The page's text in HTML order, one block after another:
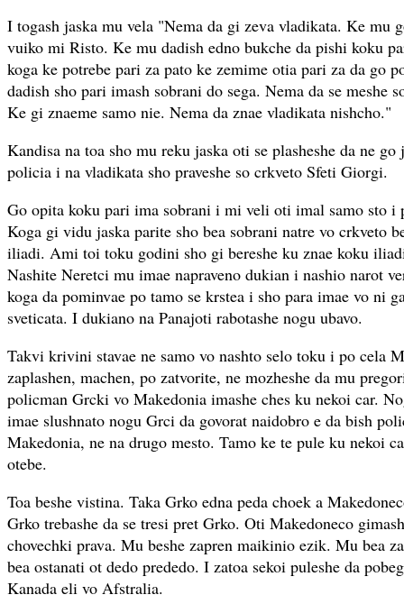
I togash jaska mu vela "Nema da gi zeva vladikata. Ke mu
vuiko mi Risto. Ke mu dadish edno bukche da pishi koku
koga ke potrebe pari za pato ke zemime otia pari za da go
dadish sho pari imash sobrani do sega. Nema da se meshe
Ke gi znaeme samo nie. Nema da znae vladikata nishcho."
Kandisa na toa sho mu reku jaska oti se plasheshe da ne
policia i na vladikata sho praveshe so crkveto Sfeti Giorgi.
Go opita koku pari ima sobrani i mi veli oti imal samo sto i
Koga gi vidu jaska parite sho bea sobrani natre vo crkveto
iliadi. Ami toi toku godini sho gi bereshe ku znae koku
Nashite Neretci mu imae napraveno dukian i nashio narot
koga da pominvae po tamo se krstea i sho para imae vo ni
sveticata. I dukiano na Panajoti rabotashe nogu ubavo.
Takvi krivini stavae ne samo vo nashto selo toku i po cela
zaplashen, machen, po zatvorite, ne mozheshe da mu
policman Grcki vo Makedonia imashe ches ku nekoi car.
imae slushnato nogu Grci da govorat naidobro e da bish
Makedonia, ne na drugo mesto. Tamo ke te pule ku nekoi
otebe.
Toa beshe vistina. Taka Grko edna peda choek a
Grko trebashe da se tresi pret Grko. Oti Makedoneco
chovechki prava. Mu beshe zapren maikinio ezik. Mu bea
bea ostanati ot dedo prededo. I zatoa sekoi puleshe da
Kanada eli vo Afstralia.